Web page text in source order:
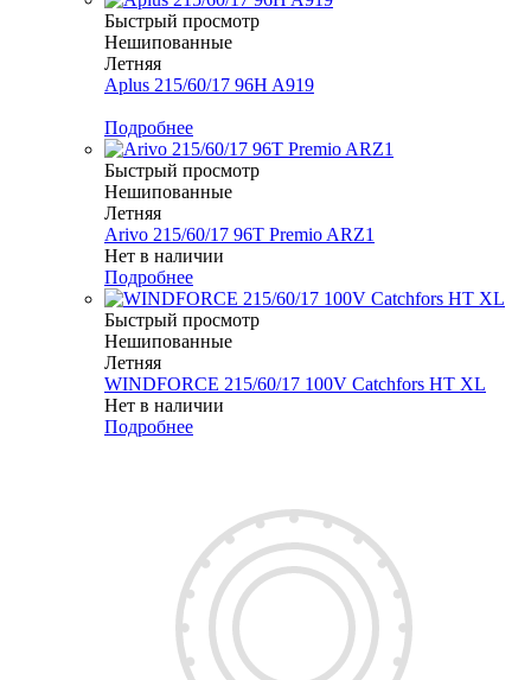
Быстрый просмотр
Нешипованные
Летняя
Aplus 215/60/17 96H A919
Подробнее
Быстрый просмотр
Нешипованные
Летняя
Arivo 215/60/17 96T Premio ARZ1
Нет в наличии
Подробнее
Быстрый просмотр
Нешипованные
Летняя
WINDFORCE 215/60/17 100V Catchfors HT XL
Нет в наличии
Подробнее